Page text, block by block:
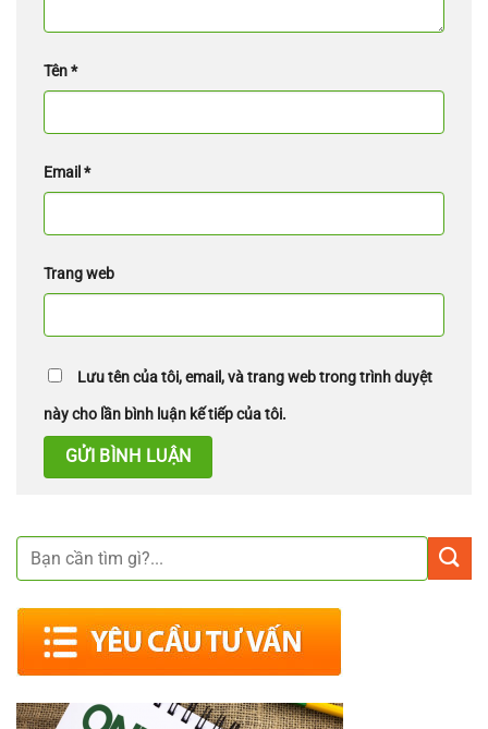
Tên*
Email *
Trang web
Lưu tên của tôi, email, và trang web trong trình duyệt
này cho lần bình luận kế tiếp của tôi.